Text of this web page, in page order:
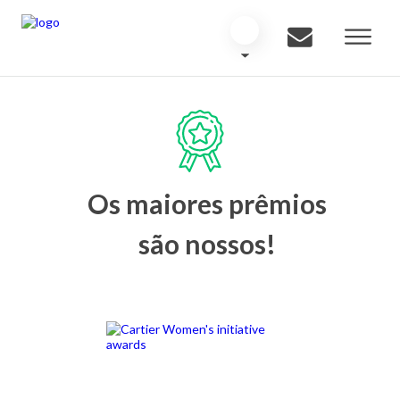
Os maiores prêmios
são nossos!